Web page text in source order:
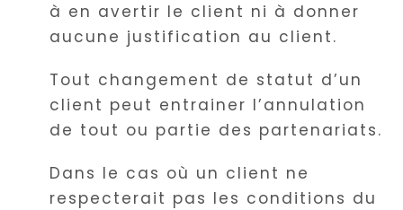
à en avertir le client ni à donner
aucune justification au client.
Tout changement de statut d’un
client peut entrainer l’annulation
de tout ou partie des partenariats.
Dans le cas où un client ne
respecterait pas les conditions du